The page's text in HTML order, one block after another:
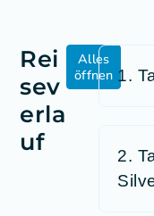
Rei
sev
erla
uf
Alles
öffnen 1.
2.